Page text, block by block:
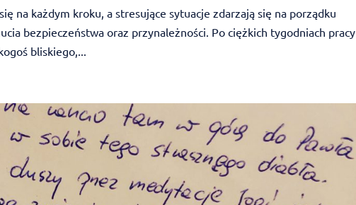
na każdym kroku, a stresujące sytuacje zdarzają się na porządku
bezpieczeństwa oraz przynależności. Po ciężkich tygodniach pracy
bliskiego,...